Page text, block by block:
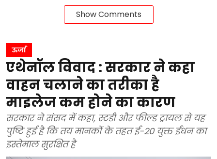
Show Comments
ऊर्जा
एथेनॉल विवाद : सरकार ने कहा
वाहन चलाने का तरीका है
माइलेज कम होने का कारण
सरकार ने संसद में कहा, स्टडी और फील्ड ट्रायल से यह
पुष्टि हुई है कि तय मानकों के तहत ई-20 युक्त ईंधन का
इस्तेमाल सुरक्षित है